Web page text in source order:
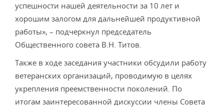
успешности нашей деятельности за 10 лет и
хорошим залогом для дальнейшей продуктивной
работы», – подчеркнул председатель
Общественного совета В.Н. Титов.
Также в ходе заседания участники обсудили работу
ветеранских организаций, проводимую в целях
укрепления преемственности поколений. По
итогам заинтересованной дискуссии члены Совета